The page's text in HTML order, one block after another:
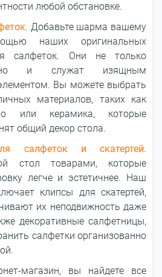
любой обстановке.
. Добавьте шарма вашему
наших оригинальных
салфеток. Они не только
но и служат изящным
Вы можете выбрать
материалов, таких как
или керамика, которые
общий декор стола.
салфеток и скатертей.
стол товарами, которые
легче и эстетичнее. Наш
клипсы для скатертей,
их неподвижность даже
декоративные салфетницы,
салфетки организованно
магазин, вы найдете все